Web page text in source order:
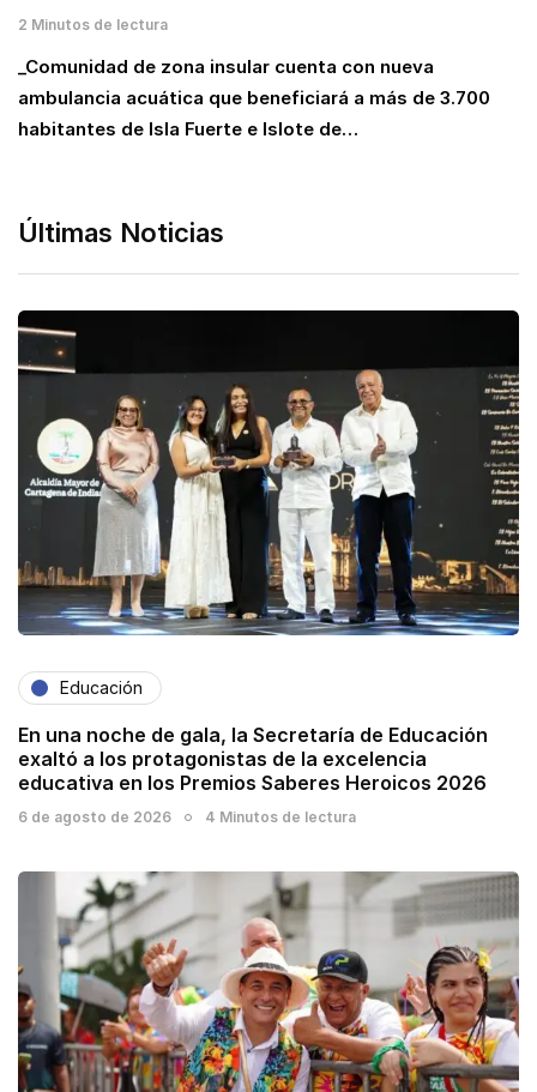
2 Minutos de lectura
_Comunidad de zona insular cuenta con nueva
ambulancia acuática que beneficiará a más de 3.700
habitantes de Isla Fuerte e Islote de…
Últimas Noticias
Educación
En una noche de gala, la Secretaría de Educación
exaltó a los protagonistas de la excelencia
educativa en los Premios Saberes Heroicos 2026
6 de agosto de 2026 4 Minutos de lectura